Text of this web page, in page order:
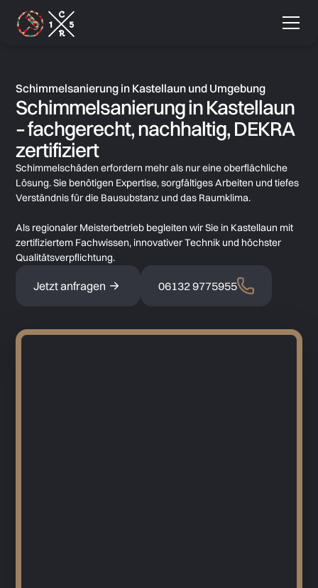
Schimmelsanierung in Kastellaun und Umgebung
Schimmelsanierung in Kastellaun
– fachgerecht, nachhaltig, DEKRA
zertifiziert
Schimmelschäden erfordern mehr als nur eine oberflächliche
Lösung. Sie benötigen Expertise, sorgfältiges Arbeiten und tiefes
Verständnis für die Bausubstanz und das Raumklima.
Als regionaler Meisterbetrieb begleiten wir Sie in Kastellaun mit
zertifiziertem Fachwissen, innovativer Technik und höchster
Qualitätsverpflichtung.
Jetzt anfragen 06132 9775955